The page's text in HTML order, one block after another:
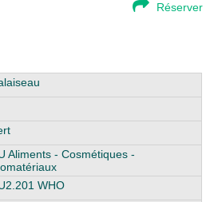
Réserver
Aliments - Cosmétiques -
WHO